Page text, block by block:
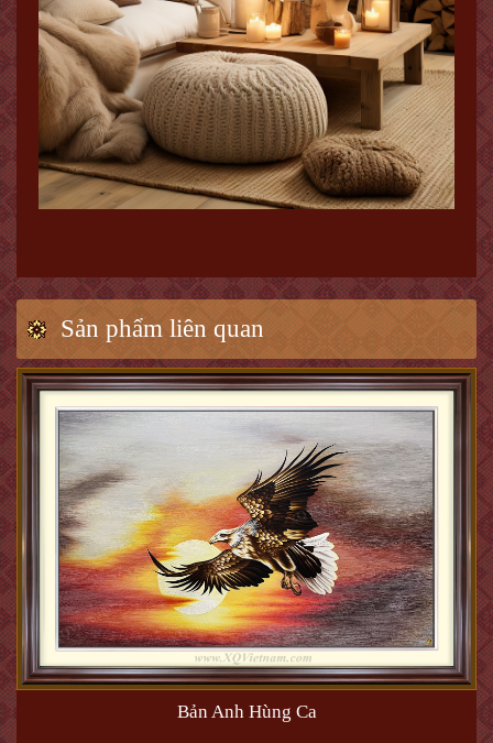
Sản phẩm liên quan
Bản Anh Hùng Ca